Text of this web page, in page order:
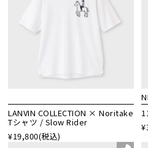
LANVIN COLLECTION × Noritake
Tシャツ / Slow Rider
¥19,800(税込)